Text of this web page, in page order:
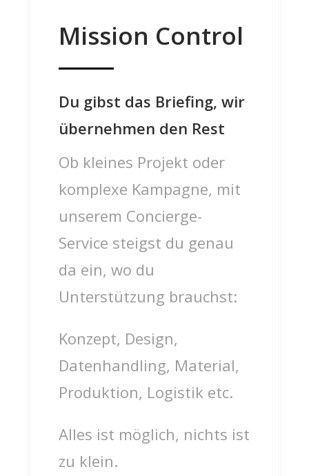
Mission Control
Du gibst das Briefing, wir
übernehmen den Rest
Ob kleines Projekt oder
komplexe Kampagne, mit
unserem Concierge-
Service steigst du genau
da ein, wo du
Unterstützung brauchst:
Konzept, Design,
Datenhandling, Material,
Produktion, Logistik etc.
Alles ist möglich, nichts ist
zu klein.